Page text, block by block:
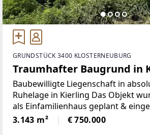
GRUNDSTÜCK 3400 KLOSTERNEUBURG
Traumhafter Baugrund in
Baubewilligte Liegenschaft in
Ruhelage in Kierling Das Objekt
als Einfamilienhaus geplant &
aufrechter Baubewilligung.Es wäre
Bauträger Nutzung möglich mit 2
3.143 m² € 750.000